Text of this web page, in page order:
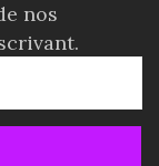
nos